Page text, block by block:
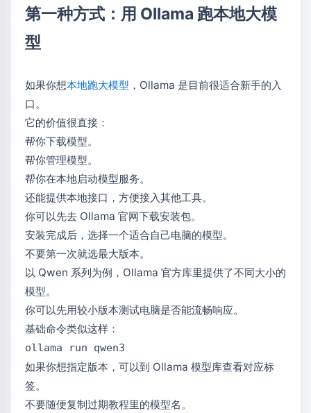
第一种方式：用 Ollama 跑本地大模
型
如果你想本地跑大模型 ，Ollama 是目前很适合新手的入
口。
它的价值很直接：
帮你下载模型。
帮你管理模型。
帮你在本地启动模型服务。
还能提供本地接口，方便接入其他工具。
你可以先去 Ollama 官网下载安装包。
安装完成后，选择一个适合自己电脑的模型。
不要第一次就选最大版本。
以 Qwen 系列为例，Ollama 官方库里提供了不同大小的
模型。
你可以先用较小版本测试电脑是否能流畅响应。
基础命令类似这样：
ollama run qwen3
如果你想指定版本，可以到 Ollama 模型库查看对应标
签。
不要随便复制过期教程里的模型名。